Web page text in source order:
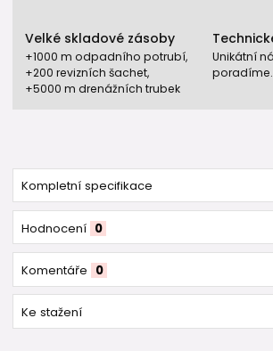
Velké skladové zásoby
+1000 m odpadního potrubí,
+200 revizních šachet,
+5000 m drenážních trubek
Unikátní
poradíme.
Kompletní specifikace
Hodnocení 0
Komentáře 0
Ke stažení